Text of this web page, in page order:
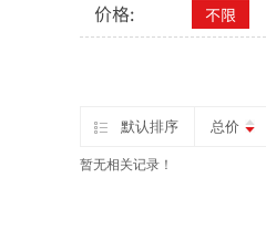
价格: 不限
默认排序 总价
暂无相关记录！